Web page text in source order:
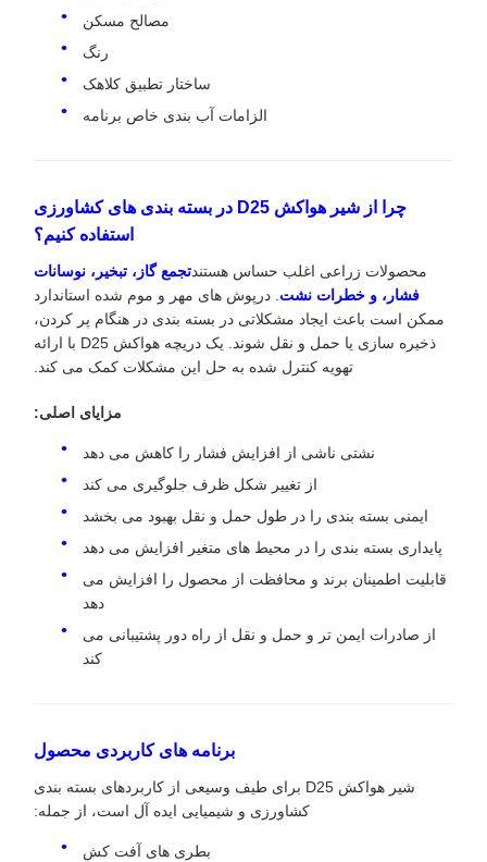
مصالح مسکن
رنگ
ساختار تطبیق کلاهک
الزامات آب بندی خاص برنامه
چرا از شیر هواکش D25 در بسته بندی های کشاورزی
استفاده کنیم؟
محصولات زراعی اغلب حساس هستندتجمع گاز، تبخیر، نوسانات
فشار، و خطرات نشت . درپوش های مهر و موم شده استاندارد
ممکن است باعث ایجاد مشکلاتی در بسته بندی در هنگام پر کردن،
ذخیره سازی یا حمل و نقل شوند. یک دریچه هواکش D25 با ارائه
تهویه کنترل شده به حل این مشکلات کمک می کند.
مزایای اصلی:
نشتی ناشی از افزایش فشار را کاهش می دهد
از تغییر شکل ظرف جلوگیری می کند
ایمنی بسته بندی را در طول حمل و نقل بهبود می بخشد
پایداری بسته بندی را در محیط های متغیر افزایش می دهد
قابلیت اطمینان برند و محافظت از محصول را افزایش می
دهد
از صادرات ایمن تر و حمل و نقل از راه دور پشتیبانی می
کند
برنامه های کاربردی محصول
شیر هواکش D25 برای طیف وسیعی از کاربردهای بسته بندی
کشاورزی و شیمیایی ایده آل است، از جمله:
بطری های آفت کش